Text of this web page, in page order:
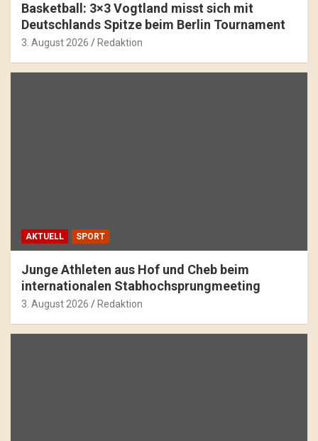
Basketball: 3×3 Vogtland misst sich mit
Deutschlands Spitze beim Berlin Tournament
3. August 2026 Redaktion
AKTUELL SPORT
Junge Athleten aus Hof und Cheb beim
internationalen Stabhochsprungmeeting
3. August 2026 Redaktion